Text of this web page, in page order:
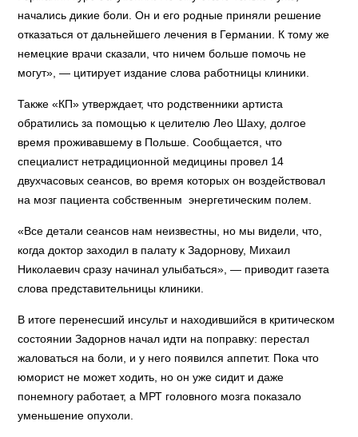
начались дикие боли. Он и его родные приняли решение
отказаться от дальнейшего лечения в Германии. К тому же
немецкие врачи сказали, что ничем больше помочь не
могут», — цитирует издание слова работницы клиники.
Также «КП» утверждает, что родственники артиста
обратились за помощью к целителю Лео Шаху, долгое
время проживавшему в Польше. Сообщается, что
специалист нетрадиционной медицины провел 14
двухчасовых сеансов, во время которых он воздействовал
на мозг пациента собственным энергетическим полем.
«Все детали сеансов нам неизвестны, но мы видели, что,
когда доктор заходил в палату к Задорнову, Михаил
Николаевич сразу начинал улыбаться», — приводит газета
слова представительницы клиники.
В итоге перенесший инсульт и находившийся в критическом
состоянии Задорнов начал идти на поправку: перестал
жаловаться на боли, и у него появился аппетит. Пока что
юморист не может ходить, но он уже сидит и даже
понемногу работает, а МРТ головного мозга показало
уменьшение опухоли.